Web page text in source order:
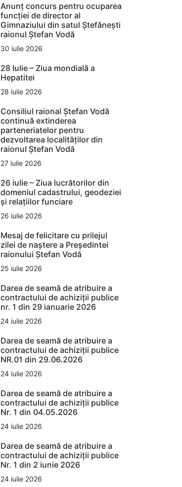
Anunț concurs pentru ocuparea
funcției de director al
Gimnaziului din satul Ștefănești
raionul Ștefan Vodă
30 iulie 2026
28 Iulie – Ziua mondială a
Hepatitei
28 iulie 2026
Consiliul raional Ștefan Vodă
continuă extinderea
parteneriatelor pentru
dezvoltarea localităților din
raionul Ștefan Vodă
27 iulie 2026
26 iulie – Ziua lucrătorilor din
domeniul cadastrului, geodeziei
și relațiilor funciare
26 iulie 2026
Mesaj de felicitare cu prilejul
zilei de naștere a Președintei
raionului Ștefan Vodă
25 iulie 2026
Darea de seamă de atribuire a
contractului de achiziții publice
nr. 1 din 29 ianuarie 2026
24 iulie 2026
Darea de seamă de atribuire a
contractului de achiziții publice
NR.01 din 29.06.2026
24 iulie 2026
Darea de seamă de atribuire a
contractului de achiziții publice
Nr. 1 din 04.05.2026
24 iulie 2026
Darea de seamă de atribuire a
contractului de achiziții publice
Nr. 1 din 2 iunie 2026
24 iulie 2026